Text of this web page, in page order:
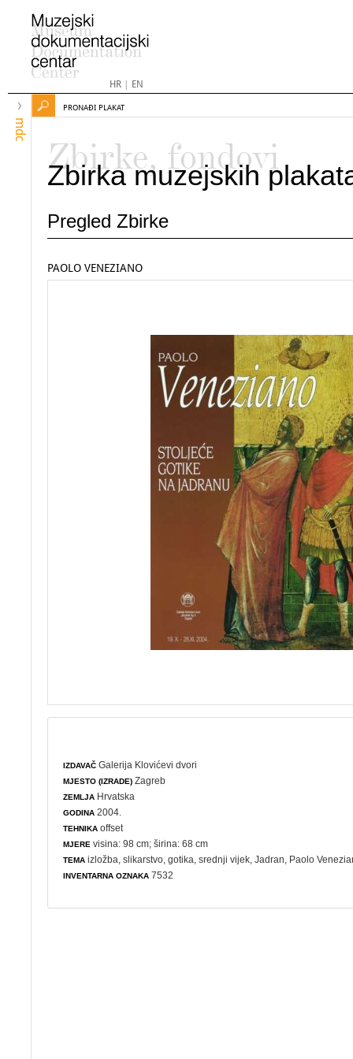
HR| EN
mdc
PRONAĐI PLAKAT
Zbirke, fondovi
Zbirka muzejskih
Pregled Zbirke
PAOLO VENEZIANO
IZDAVAČ Galerija Klovićevi dvori
MJESTO (IZRADE) Zagreb
ZEMLJA Hrvatska
GODINA 2004.
TEHNIKA offset
MJERE visina: 98 cm; širina: 68 cm
TEMA izložba ,slikarstvo ,gotika , srednji vijek, Jadran, Paolo
INVENTARNA OZNAKA 7532